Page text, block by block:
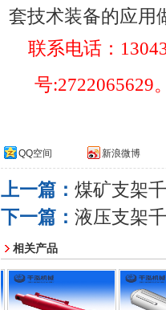
套技术装备的应用
联系电话：
号:2722065629
QQ空间 新浪微博
上一篇： 煤矿支架
下一篇： 液压支架
相关产品